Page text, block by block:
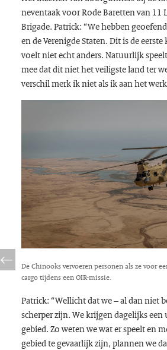
neventaak voor Rode Baretten van 11
Brigade. Patrick: “We hebben
en de Verenigde Staten. Dit is de
voelt niet echt anders. Natuurlijk
mee dat dit niet het veiligste land ter
verschil merk ik niet als ik aan het
De Chinooks vervoeren personen als ze voor
cargo tijdens een OIR-missie.
Patrick: “Wellicht dat we – al dan niet
scherper zijn. We krijgen dagelijks een
gebied. Zo weten we wat er speelt en
gebied te gevaarlijk zijn, plannen we